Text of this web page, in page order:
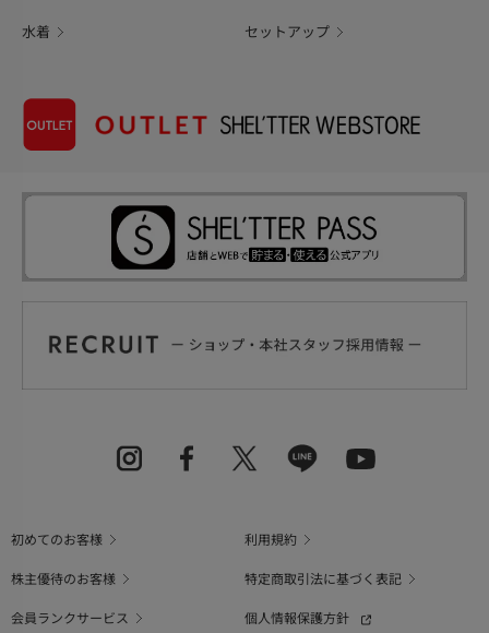
水着 セットアップ
初めてのお客様
利用規約
株主優待のお客様
特定商取引法に基づく表記
会員ランクサービス
個人情報保護方針